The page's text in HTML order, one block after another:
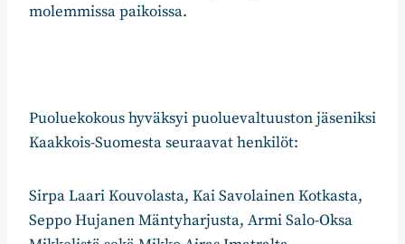
molemmissa paikoissa.
Puoluekokous hyväksyi puoluevaltuuston jäseniksi
Kaakkois-Suomesta seuraavat henkilöt:
Sirpa Laari Kouvolasta, Kai Savolainen Kotkasta,
Seppo Hujanen Mäntyharjusta, Armi Salo-Oksa